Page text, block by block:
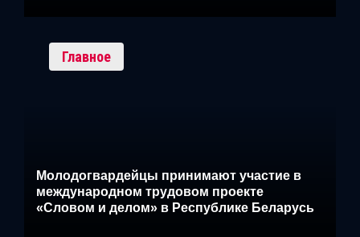
Главное
Молодогвардейцы принимают участие в
международном трудовом проекте
«Словом и делом» в Республике Беларусь